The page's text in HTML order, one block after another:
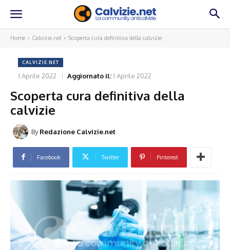
Home Calvizie.net Scoperta cura definitiva della calvizie
CALVIZIE.NET
1 Aprile 2022 Aggiornato il:1 Aprile 2022
Scoperta cura definitiva della
calvizie
By Redazione Calvizie.net
Facebook Twitter Pinterest